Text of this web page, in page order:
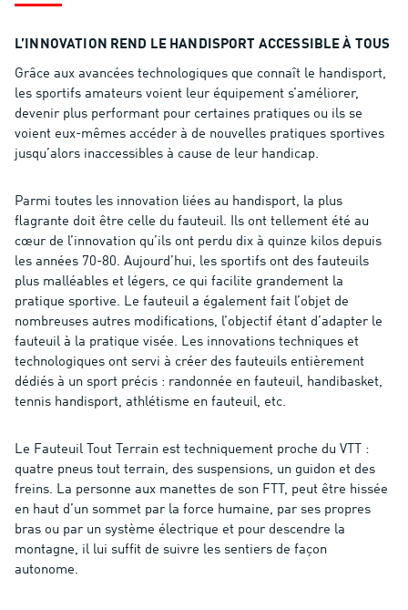
L’INNOVATION REND LE HANDISPORT ACCESSIBLE À TOUS
Grâce aux avancées technologiques que connaît le handisport,
les sportifs amateurs voient leur équipement s’améliorer,
devenir plus performant pour certaines pratiques ou ils se
voient eux-mêmes accéder à de nouvelles pratiques sportives
jusqu’alors inaccessibles à cause de leur handicap.
Parmi toutes les innovation liées au handisport, la plus
flagrante doit être celle du fauteuil. Ils ont tellement été au
cœur de l’innovation qu’ils ont perdu dix à quinze kilos depuis
les années 70-80. Aujourd’hui, les sportifs ont des fauteuils
plus malléables et légers, ce qui facilite grandement la
pratique sportive. Le fauteuil a également fait l’objet de
nombreuses autres modifications, l’objectif étant d’adapter le
fauteuil à la pratique visée. Les innovations techniques et
technologiques ont servi à créer des fauteuils entièrement
dédiés à un sport précis : randonnée en fauteuil, handibasket,
tennis handisport, athlétisme en fauteuil, etc.
Le Fauteuil Tout Terrain est techniquement proche du VTT :
quatre pneus tout terrain, des suspensions, un guidon et des
freins. La personne aux manettes de son FTT, peut être hissée
en haut d’un sommet par la force humaine, par ses propres
bras ou par un système électrique et pour descendre la
montagne, il lui suffit de suivre les sentiers de façon
autonome.